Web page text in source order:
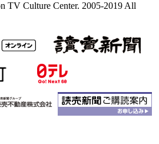
TV Culture Center. 2005-2019 All